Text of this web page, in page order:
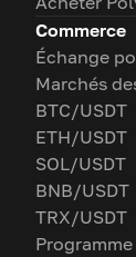
Commerce
Échange
Marchés
BTC/USDT
ETH/USDT
SOL/USDT
BNB/USDT
TRX/USDT